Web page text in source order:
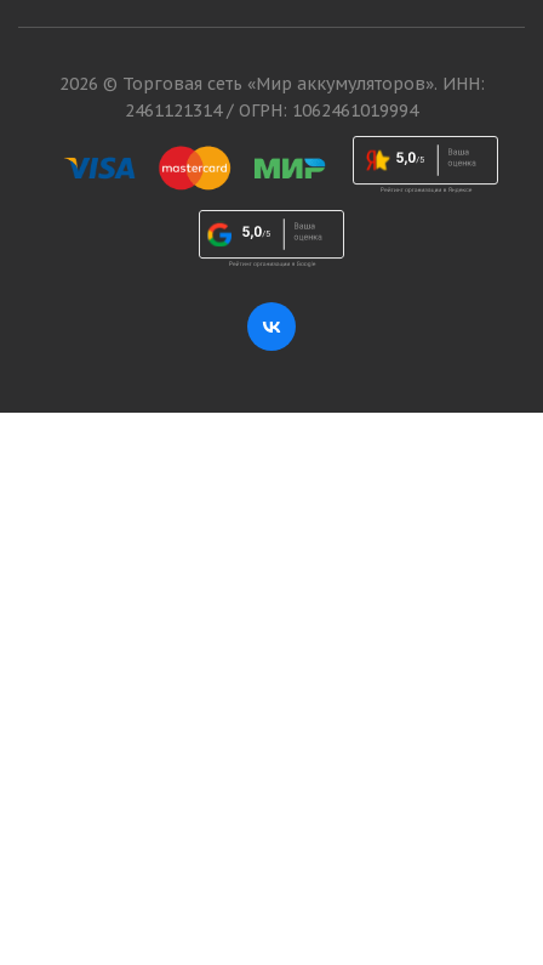
2026 © Торговая сеть «Мир аккумуляторов». ИНН:
2461121314 / ОГРН: 1062461019994